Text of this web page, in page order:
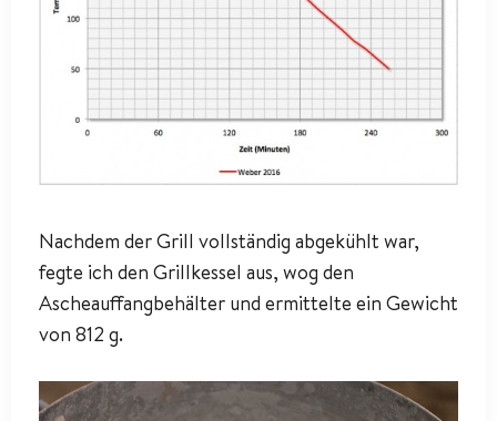
Nachdem der Grill vollständig abgekühlt war,
fegte ich den Grillkessel aus, wog den
Ascheauffangbehälter und ermittelte ein Gewicht
von 812 g.